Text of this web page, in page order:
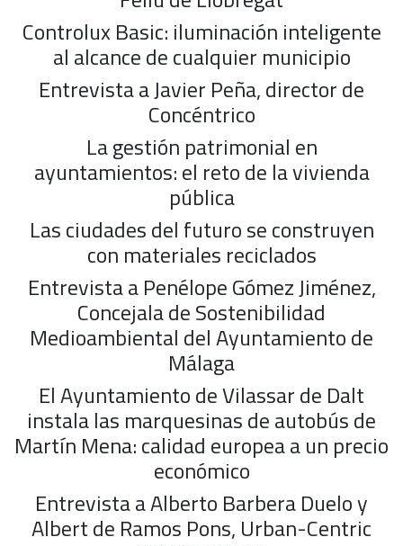
Controlux Basic: iluminación inteligente
al alcance de cualquier municipio
Entrevista a Javier Peña, director de
Concéntrico
La gestión patrimonial en
ayuntamientos: el reto de la vivienda
pública
Las ciudades del futuro se construyen
con materiales reciclados
Entrevista a Penélope Gómez Jiménez,
Concejala de Sostenibilidad
Medioambiental del Ayuntamiento de
Málaga
El Ayuntamiento de Vilassar de Dalt
instala las marquesinas de autobús de
Martín Mena: calidad europea a un precio
económico
Entrevista a Alberto Barbera Duelo y
Albert de Ramos Pons, Urban-Centric